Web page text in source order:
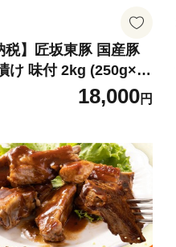
税】匠坂東豚 国産豚
け 味付 2kg (250g×8
会社坂東太郎 おにく
《30日以内に出荷予定
配送不可地域あり】
18,000円